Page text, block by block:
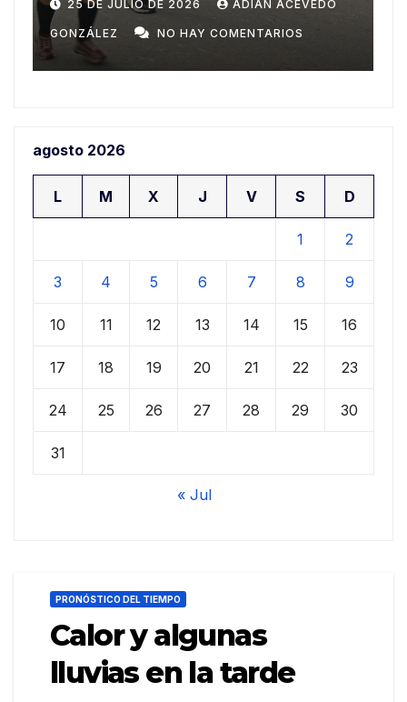
20 DE JULIO DE 2026 ADIAN ACEVEDO
GONZÁLEZ NO HAY COMENTARIOS
agosto 2026
L M X J V S D
1 2
3 4 5 6 7 8 9
10 11 12 13 14 15 16
17 18 19 20 21 22 23
24 25 26 27 28 29 30
31
« Jul
PRONÓSTICO DEL TIEMPO
Calor y algunas
lluvias en la tarde